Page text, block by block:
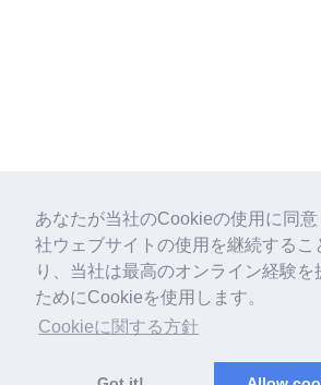
あなたが当社のCookieの使用に同意
社ウェブサイトの使用を継続するこ
り、当社は最高のオンライン経験を
ためにCookieを使用します。
Cookieに関する方針